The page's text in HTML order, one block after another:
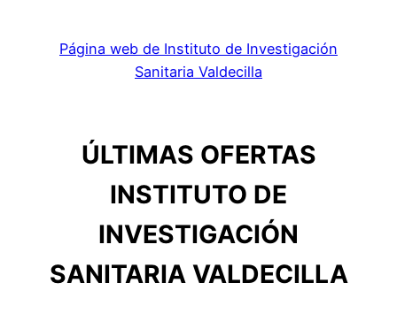
Página web de Instituto de Investigación
Sanitaria Valdecilla
ÚLTIMAS OFERTAS
INSTITUTO DE
INVESTIGACIÓN
SANITARIA VALDECILLA